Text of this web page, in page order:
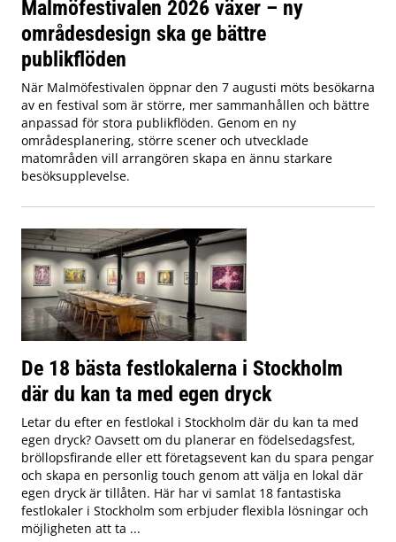
Malmöfestivalen 2026 växer – ny
områdesdesign ska ge bättre
publikflöden
När Malmöfestivalen öppnar den 7 augusti möts besökarna
av en festival som är större, mer sammanhållen och bättre
anpassad för stora publikflöden. Genom en ny
områdesplanering, större scener och utvecklade
matområden vill arrangören skapa en ännu starkare
besöksupplevelse.
De 18 bästa festlokalerna i Stockholm
där du kan ta med egen dryck
Letar du efter en festlokal i Stockholm där du kan ta med
egen dryck? Oavsett om du planerar en födelsedagsfest,
bröllopsfirande eller ett företagsevent kan du spara pengar
och skapa en personlig touch genom att välja en lokal där
egen dryck är tillåten. Här har vi samlat 18 fantastiska
festlokaler i Stockholm som erbjuder flexibla lösningar och
möjligheten att ta ...